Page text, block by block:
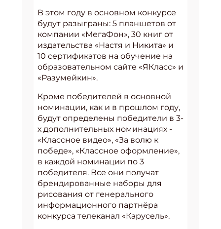
В этом году в основном конкурсе
будут разыграны: 5 планшетов от
компании «МегаФон», 30 книг от
издательства «Настя и Никита» и
10 сертификатов на обучение на
образовательном сайте «ЯКласс» и
«Разумейкин».
Кроме победителей в основной
номинации, как и в прошлом году,
будут определены победители в 3-
х дополнительных номинациях -
«Классное видео», «За волю к
победе», «Классное оформление»,
в каждой номинации по 3
победителя. Все они получат
брендированные наборы для
рисования от генерального
информационного партнёра
конкурса телеканал «Карусель».